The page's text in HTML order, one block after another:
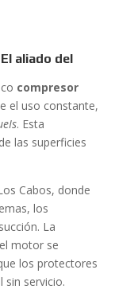
aliado del
compresor
el uso constante,
. Esta
las superficies
Cabos, donde
los
La
motor se
los protectores
sin servicio.